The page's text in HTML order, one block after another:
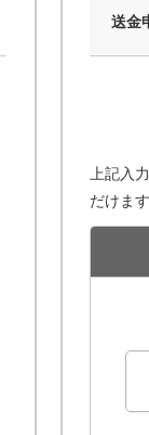
送金
上記入
だけます